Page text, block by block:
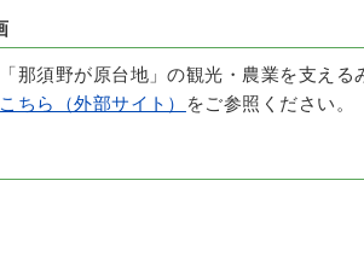
那須野が原台地」の観光・農業を支える
こちら（外部サイト） をご参照ください。